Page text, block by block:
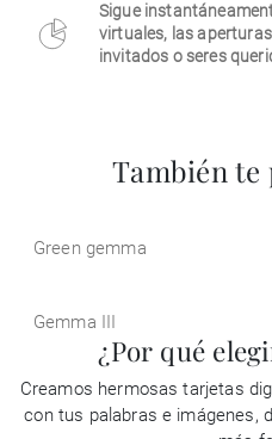
Sigue
virtuales, las
invitados o seres
También te
Green gemma
Gemma III
¿Por qué
Creamos hermosas tarjetas
con tus palabras e imágenes,